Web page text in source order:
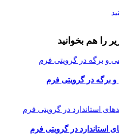
را هم بخوانید